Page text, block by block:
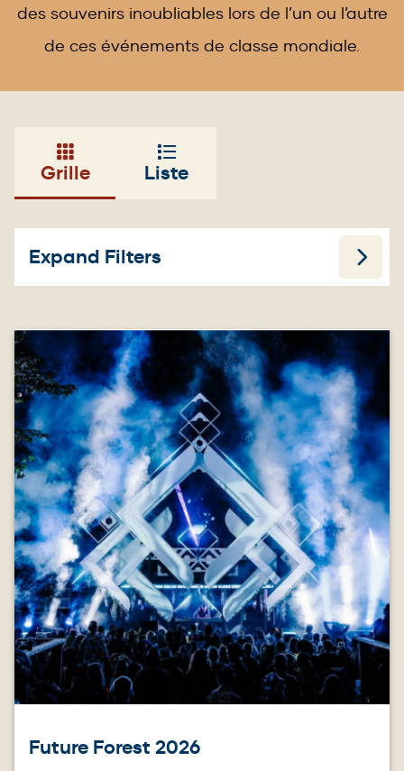
des souvenirs inoubliables lors de l’un ou l’autre
de ces événements de classe mondiale.
Grille Liste
Expand Filters
Image
Future Forest 2026